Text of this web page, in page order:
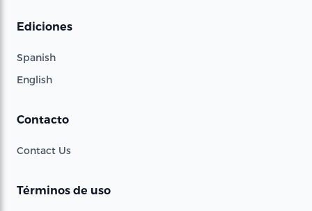
Ediciones
Spanish
English
Contacto
Contact Us
Términos de uso